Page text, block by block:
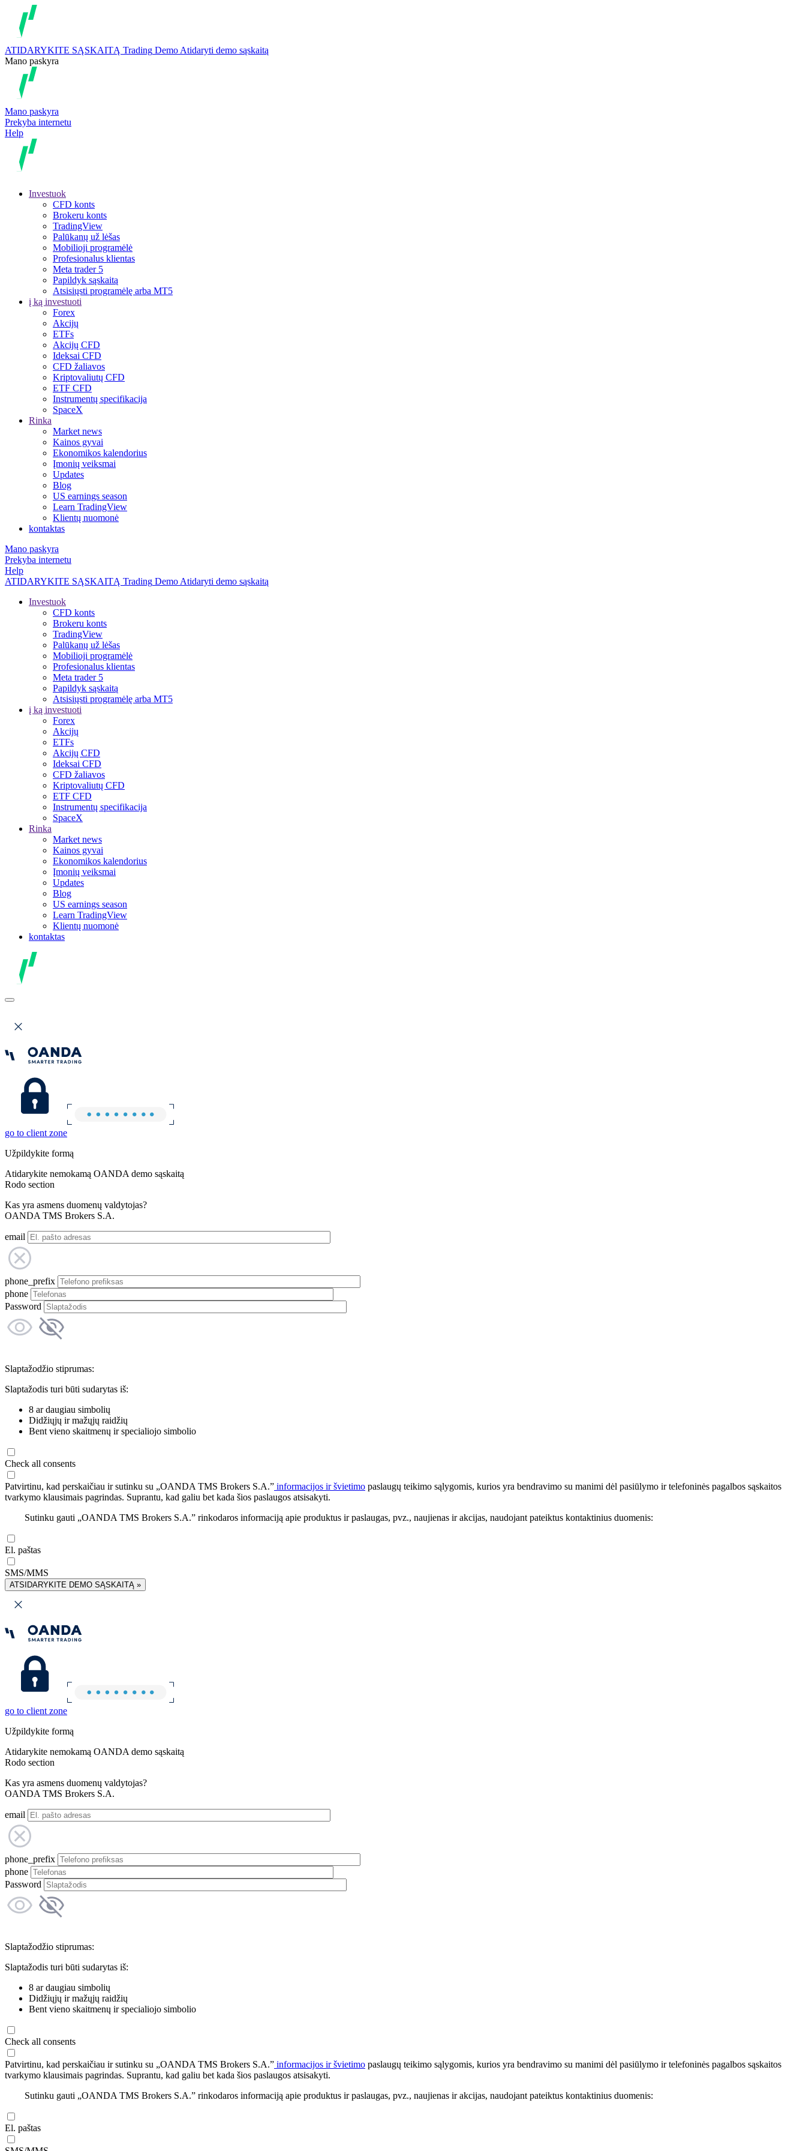
ATIDARYKITE SĄSKAITĄ Trading Demo Atidaryti demo sąskaitą
Mano paskyra
Mano paskyra
Prekyba internetu
Help
Investuok
CFD konts
Brokeru konts
TradingView
Palūkanų už lėšas
Mobilioji programėlė
Profesionalus klientas
Meta trader 5
Papildyk sąskaitą
Atsisiųsti programėlę arba MT5
į ką investuoti
Forex
Akcijų
ETFs
Akcijų CFD
Ideksai CFD
CFD žaliavos
Kriptovaliutų CFD
ETF CFD
Instrumentų specifikacija
SpaceX
Rinka
Market news
Kainos gyvai
Ekonomikos kalendorius
Įmonių veiksmai
Updates
Blog
US earnings season
Learn TradingView
Klientų nuomonė
kontaktas
Mano paskyra
Prekyba internetu
Help
ATIDARYKITE SĄSKAITĄ Trading Demo Atidaryti demo sąskaitą
Investuok
CFD konts
Brokeru konts
TradingView
Palūkanų už lėšas
Mobilioji programėlė
Profesionalus klientas
Meta trader 5
Papildyk sąskaitą
Atsisiųsti programėlę arba MT5
į ką investuoti
Forex
Akcijų
ETFs
Akcijų CFD
Ideksai CFD
CFD žaliavos
Kriptovaliutų CFD
ETF CFD
Instrumentų specifikacija
SpaceX
Rinka
Market news
Kainos gyvai
Ekonomikos kalendorius
Įmonių veiksmai
Updates
Blog
US earnings season
Learn TradingView
Klientų nuomonė
kontaktas
go to client zone
Užpildykite formą
Atidarykite nemokamą OANDA demo sąskaitą
Rodo section
Kas yra asmens duomenų valdytojas?
OANDA TMS Brokers S.A.
email
phone_prefix
phone
Password
Slaptažodžio stiprumas:
Slaptažodis turi būti sudarytas iš:
8 ar daugiau simbolių
Didžiųjų ir mažųjų raidžių
Bent vieno skaitmenų ir specialiojo simbolio
Check all consents
Patvirtinu, kad perskaičiau ir sutinku su „OANDA TMS Brokers S.A.” informacijos ir švietimo paslaugų teikimo sąlygomis, kurios yra bendravimo su manimi dėl pasiūlymo ir telefoninės pagalbos sąskaitos
tvarkymo klausimais pagrindas. Suprantu, kad galiu bet kada šios paslaugos atsisakyti.
Sutinku gauti „OANDA TMS Brokers S.A.” rinkodaros informaciją apie produktus ir paslaugas, pvz., naujienas ir akcijas, naudojant pateiktus kontaktinius duomenis:
El. paštas
SMS/MMS
ATSIDARYKITE DEMO SĄSKAITĄ »
go to client zone
Užpildykite formą
Atidarykite nemokamą OANDA demo sąskaitą
Rodo section
Kas yra asmens duomenų valdytojas?
OANDA TMS Brokers S.A.
email
phone_prefix
phone
Password
Slaptažodžio stiprumas:
Slaptažodis turi būti sudarytas iš:
8 ar daugiau simbolių
Didžiųjų ir mažųjų raidžių
Bent vieno skaitmenų ir specialiojo simbolio
Check all consents
Patvirtinu, kad perskaičiau ir sutinku su „OANDA TMS Brokers S.A.” informacijos ir švietimo paslaugų teikimo sąlygomis, kurios yra bendravimo su manimi dėl pasiūlymo ir telefoninės pagalbos sąskaitos
tvarkymo klausimais pagrindas. Suprantu, kad galiu bet kada šios paslaugos atsisakyti.
Sutinku gauti „OANDA TMS Brokers S.A.” rinkodaros informaciją apie produktus ir paslaugas, pvz., naujienas ir akcijas, naudojant pateiktus kontaktinius duomenis:
El. paštas